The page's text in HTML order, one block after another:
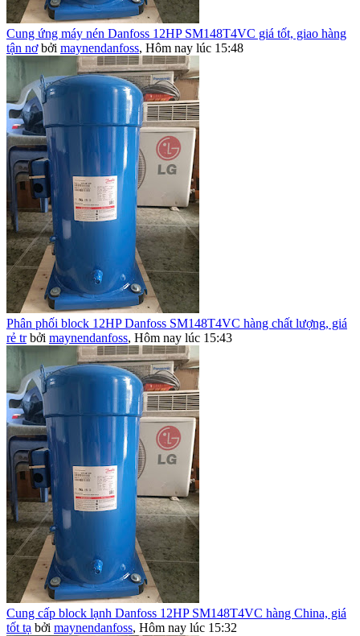
Cung ứng máy nén Danfoss 12HP SM148T4VC giá tốt, giao hàng
tận nơ bởi maynendanfoss, Hôm nay lúc 15:48
Phân phối block 12HP Danfoss SM148T4VC hàng chất lượng, giá
rẻ tr bởi maynendanfoss, Hôm nay lúc 15:43
Cung cấp block lạnh Danfoss 12HP SM148T4VC hàng China, giá
tốt tạ bởi maynendanfoss, Hôm nay lúc 15:32